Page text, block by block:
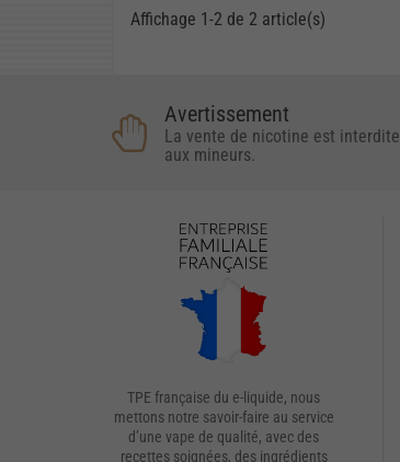
Affichage 1-2 de 2 article(s)
Avertissement
La vente de nicotine est interdite
aux mineurs.
TPE française du e-liquide, nous
mettons notre savoir-faire au service
d’une vape de qualité, avec des
recettes soignées, des ingrédients